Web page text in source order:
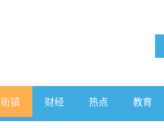
街镇 财经 热点 教育